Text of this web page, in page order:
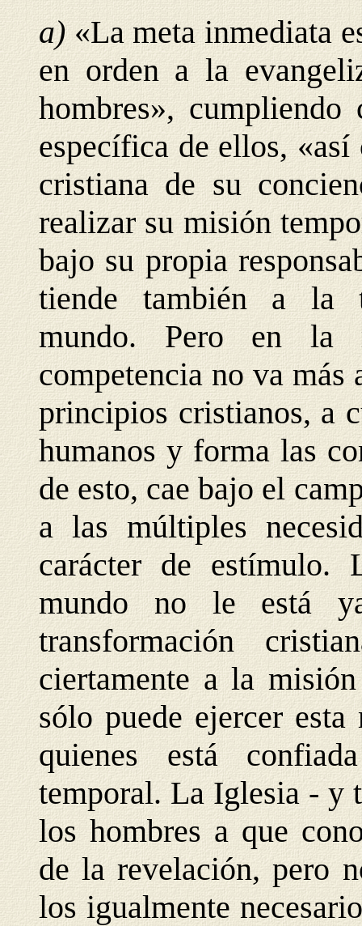
a)«La meta inmediata
en orden a la
hombres»,
específica de ellos,
cristiana de su
realizar su misión
bajo su propia
tiende también a la
mundo. Pero en la
competencia no va
principios cristianos, a
humanos y forma las
de esto, cae bajo el
a las múltiples
carácter de estímulo.
mundo no le está
transformación
ciertamente a la
sólo puede ejercer
quienes está
temporal. La Iglesia - y
los hombres a que
de la revelación, pero
los igualmente